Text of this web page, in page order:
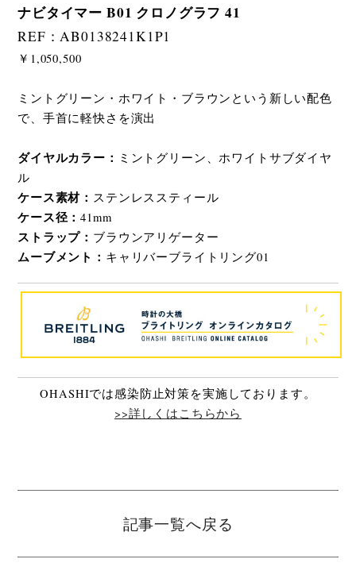
ナビタイマー B01 クロノグラフ 41
REF：AB0138241K1P1
￥1,050,500
ミントグリーン・ホワイト・ブラウンという新しい配色
で、手首に軽快さを演出
ダイヤルカラー： ミントグリーン、ホワイトサブダイヤ
ル
ケース素材： ステンレススティール
ケース径：41mm
ストラップ： ブラウンアリゲーター
ムーブメント： キャリバーブライトリング01
OHASHIでは感染防止対策を実施しております。
>>詳しくはこちらから
記事一覧へ戻る